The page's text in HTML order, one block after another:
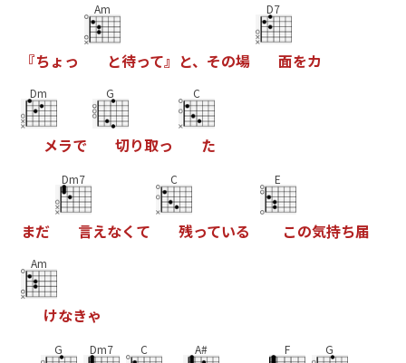
『ちょ っ
Am
と待って』 と、 その場
D7
面をカ
Dm
メラで
G
切り取っ
C
た
まだ
Dm7
言えなく て
C
残っている
E
この気持ち届
Am
けなきゃ
G Dm7 C A# F G